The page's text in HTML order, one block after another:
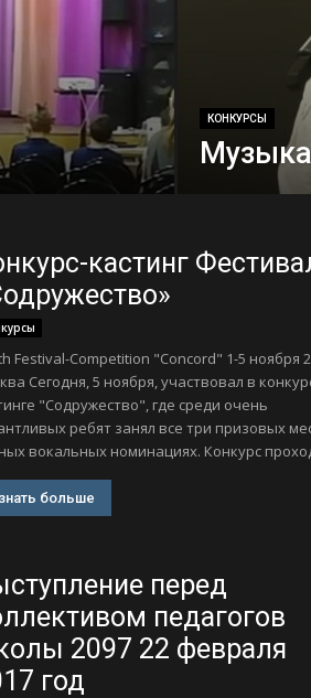
КОНКУРСЫ
кастинг
Festival-Competition "Concord" 1-5 ноября
Сегодня, 5 ноября, участвовал в
"Содружество", где среди очень
ребят занял все три призовых
вокальных номинациях. Конкурс
больше
перед
педагогов
2097 22 февраля
год